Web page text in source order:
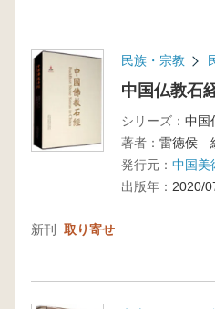
民族・宗教
中国仏教
シリーズ： 中国
著者：
発行元： 中国美
出版年： 2020/
新刊 取り寄せ